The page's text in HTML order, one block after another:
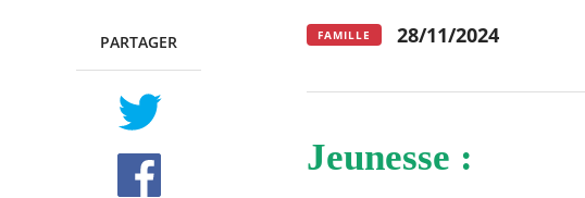
PARTAGER
TWITTER
FACEBOOK
FAMILLE 28/11/2024
Jeunesse :